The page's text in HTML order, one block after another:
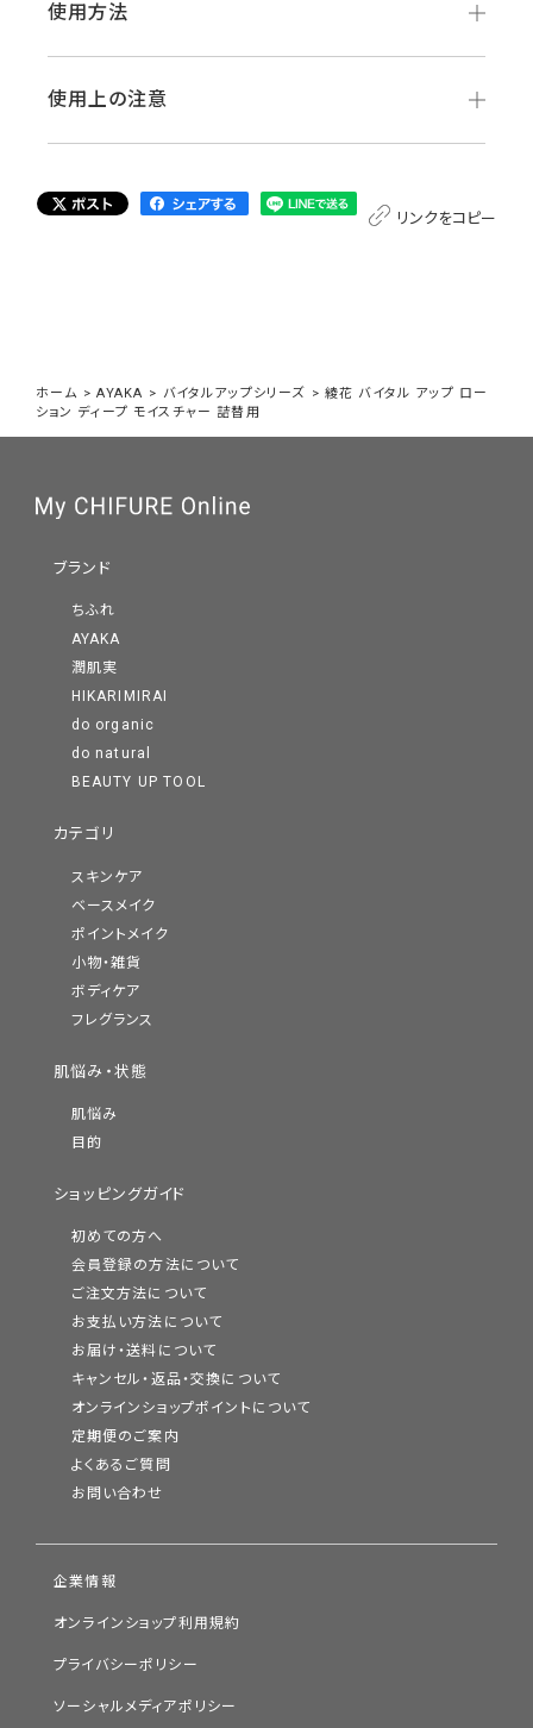
使用方法
使用上の注意
リンクをコピー
ホーム >AYAKA > バイタルアップシリーズ > 綾花 バイタル アップ ロー
ション ディープ モイスチャー 詰替用
ブランド
ちふれ
AYAKA
潤肌実
HIKARIMIRAI
do organic
do natural
BEAUTY UP TOOL
カテゴリ
スキンケア
ベースメイク
ポイントメイク
小物・雑貨
ボディケア
フレグランス
肌悩み・状態
肌悩み
目的
ショッピングガイド
初めての方へ
会員登録の方法について
ご注文方法について
お支払い方法について
お届け・送料について
キャンセル・返品・交換について
オンラインショップポイントについて
定期便のご案内
よくあるご質問
お問い合わせ
企業情報
オンラインショップ利用規約
プライバシーポリシー
ソーシャルメディアポリシー